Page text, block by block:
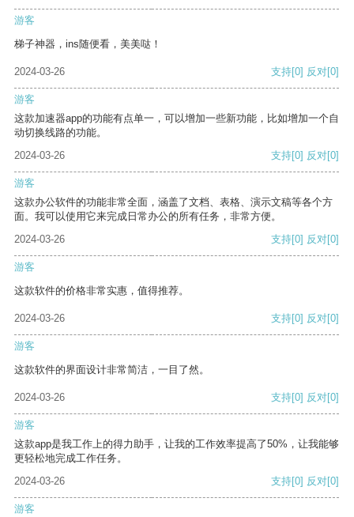
游客
梯子神器，ins随便看，美美哒！
2024-03-26 支持[0] 反对[0]
游客
这款加速器app的功能有点单一，可以增加一些新功能，比如增加一个自
动切换线路的功能。
2024-03-26
支持[0] 反对[0]
游客
这款办公软件的功能非常全面，涵盖了文档、表格、演示文稿等各个方
面。我可以使用它来完成日常办公的所有任务，非常方便。
2024-03-26
支持[0] 反对[0]
游客
这款软件的价格非常实惠，值得推荐。
2024-03-26 支持[0] 反对[0]
游客
这款软件的界面设计非常简洁，一目了然。
2024-03-26 支持[0] 反对[0]
游客
这款app是我工作上的得力助手，让我的工作效率提高了50%，让我能够
更轻松地完成工作任务。
2024-03-26
支持[0] 反对[0]
游客